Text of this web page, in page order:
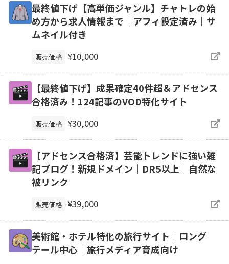
最終値下げ【高単価ジャンル】チャトレの始
め方から求人情報まで｜アフィ設定済み｜サ
ムネイル付き
販売価格 ¥10,000
【最終値下げ】成果確定40件超＆アドセンス
合格済み！124記事のVOD特化サイト
販売価格 ¥30,000
【アドセンス合格済】芸能トレンドに強い雑
記ブログ！新規ドメイン｜DR5以上｜自然な
被リンク
販売価格 ¥39,000
美術館・ホテル特化の旅行サイト｜ロング
テール中心｜旅行メディア育成向け